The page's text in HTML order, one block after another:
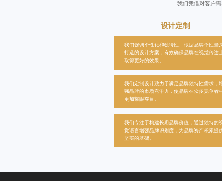
我们凭借对客户
设计定制
我们强调个性化和独特性、根据品牌个性量
打造的设计方案，有效确保品牌在视觉传达
取得更好的效果。
我们定制设计致力于满足品牌独特性需求，
强品牌的市场竞争力，使品牌在众多竞争者
更加耀眼夺目。
我们专注于构建长期品牌价值，通过独特的
觉语言增强品牌识别度，为品牌资产积累提
坚实的基础。